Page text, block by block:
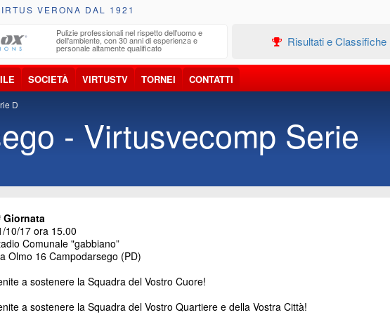
VERONA DAL 1921
Pulizie professionali nel rispetto dell'uomo e
dell'ambiente, con 30 anni di esperienza e
personale altamente qualificato Risultati e Classifiche
SOCIETÀ VIRTUSTV TORNEI CONTATTI
D
- Virtusvecomp Serie
Giornata
10/17 ora 15.00
Comunale "gabbiano”
Olmo 16 Campodarsego (PD)
a sostenere la Squadra del Vostro Cuore!
a sostenere la Squadra del Vostro Quartiere e della Vostra Città!